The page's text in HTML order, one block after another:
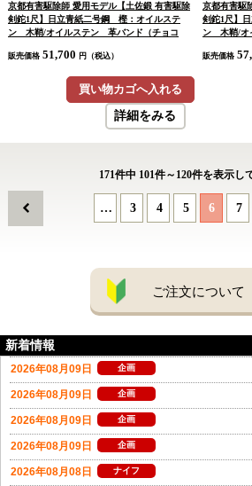
京都有害駆除師 愛用モデル【土佐鍛 有害駆除
剣鉈1尺】日立青紙二号鋼 樫：オイルステ
ン 木鞘/オイルステン 革バンド（チョコ
販売価格 51,700 円（税込）
買い物カゴへ入れる
詳細をみる
京都有害駆
剣鉈1尺】
ン 木鞘/オ
販売価格
171件中 101件～ 120件を表示し
… 3 4 5 6 7
ご注文について
新着情報